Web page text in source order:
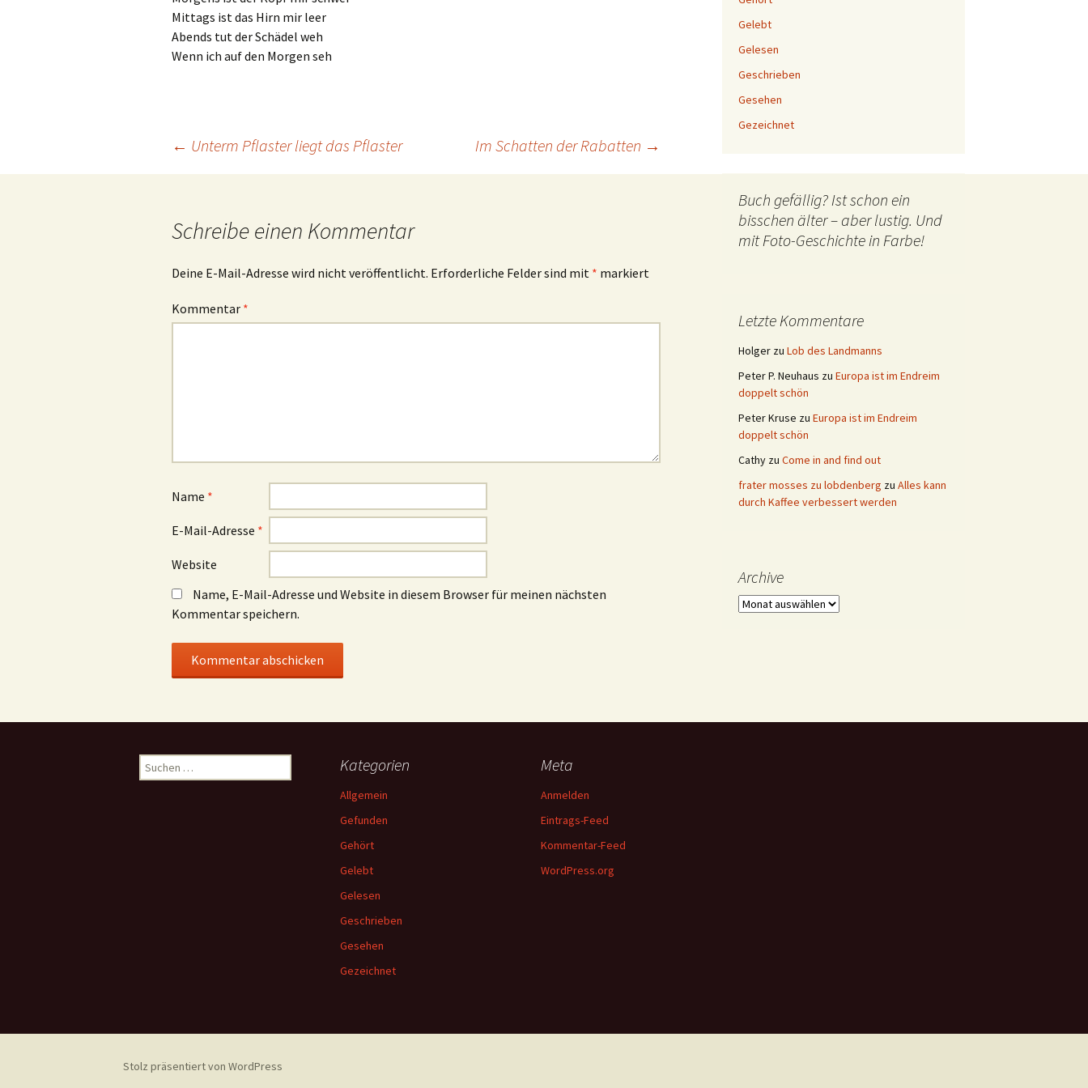
Mittags ist das Hirn mir leer
Abends tut der Schädel weh
Wenn ich auf den Morgen seh
← Unterm Pflaster liegt das Pflaster Im Schatten der Rabatten →
Schreibe einen Kommentar
Deine E-Mail-Adresse wird nicht veröffentlicht. Erforderliche Felder sind mit * markiert
Kommentar *
Name *
E-Mail-Adresse *
Website
Name, E-Mail-Adresse und Website in diesem Browser für meinen nächsten
Kommentar speichern.
Gelebt
Gelesen
Geschrieben
Gesehen
Gezeichnet
Buch gefällig? Ist schon ein
bisschen älter – aber lustig. Und
mit Foto-Geschichte in Farbe!
Letzte Kommentare
Holger zu Lob des Landmanns
Peter P. Neuhaus zu Europa ist im Endreim
doppelt schön
Peter Kruse zu Europa ist im Endreim
doppelt schön
Cathy zu Come in and find out
frater mosses zu lobdenberg zu Alles kann
durch Kaffee verbessert werden
Archive
Archive
Suchen
nach:
Kategorien
Allgemein
Gefunden
Gehört
Gelebt
Gelesen
Geschrieben
Gesehen
Gezeichnet
Meta
Anmelden
Eintrags-Feed
Kommentar-Feed
WordPress.org
Stolz präsentiert von WordPress